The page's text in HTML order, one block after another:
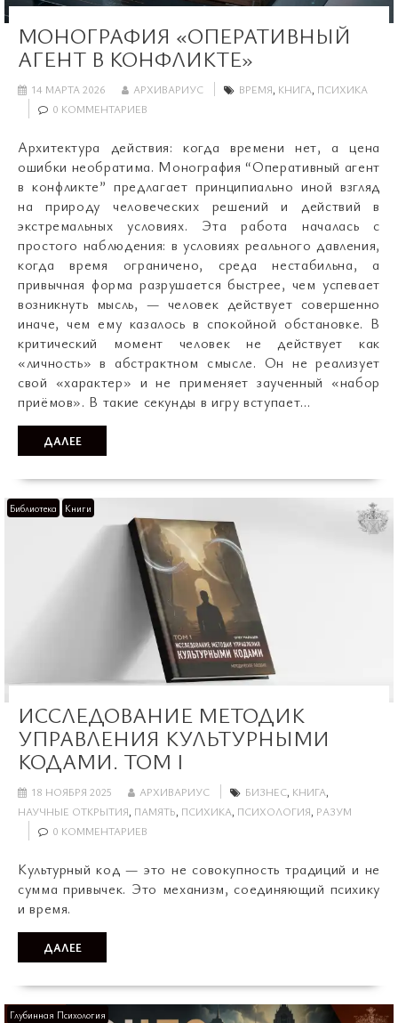
МОНОГРАФИЯ «ОПЕРАТИВНЫЙ
АГЕНТ В КОНФЛИКТЕ»
14 МАРТА 2026 АРХИВАРИУС ВРЕМЯ, КНИГА, ПСИХИКА
0 КОММЕНТАРИЕВ
Архитектура действия: когда времени нет, а цена
ошибки необратима. Монография “Оперативный агент
в конфликте” предлагает принципиально иной взгляд
на природу человеческих решений и действий в
экстремальных условиях. Эта работа началась с
простого наблюдения: в условиях реального давления,
когда время ограничено, среда нестабильна, а
привычная форма разрушается быстрее, чем успевает
возникнуть мысль, — человек действует совершенно
иначе, чем ему казалось в спокойной обстановке. В
критический момент человек не действует как
«личность» в абстрактном смысле. Он не реализует
свой «характер» и не применяет заученный «набор
приёмов». В такие секунды в игру вступает…
ДАЛЕЕ
Библиотека Книги
ИССЛЕДОВАНИЕ МЕТОДИК
УПРАВЛЕНИЯ КУЛЬТУРНЫМИ
КОДАМИ. ТОМ I
18 НОЯБРЯ 2025 АРХИВАРИУС БИЗНЕС, КНИГА,
НАУЧНЫЕ ОТКРЫТИЯ, ПАМЯТЬ, ПСИХИКА, ПСИХОЛОГИЯ, РАЗУМ
0 КОММЕНТАРИЕВ
Культурный код — это не совокупность традиций и не
сумма привычек. Это механизм, соединяющий психику
и время.
ДАЛЕЕ
Глубинная Психология